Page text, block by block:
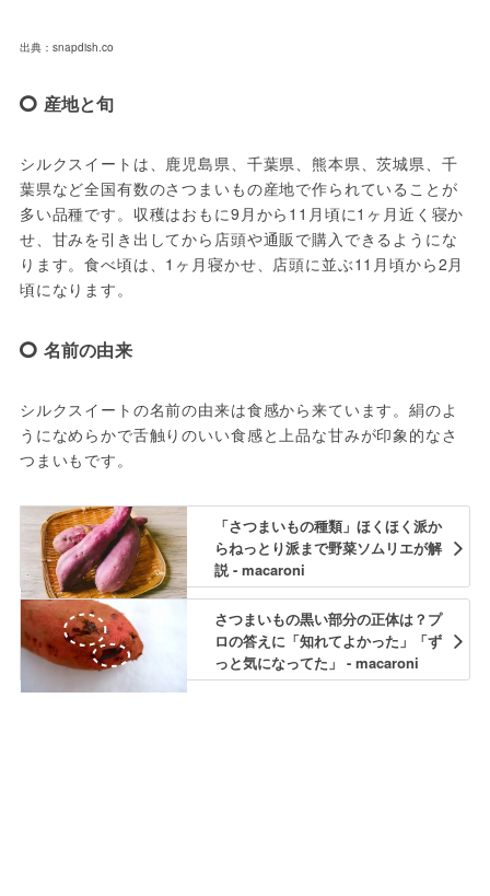
出典：snapdish.co
産地と旬
シルクスイートは、鹿児島県、千葉県、熊本県、茨城県、千
葉県など全国有数のさつまいもの産地で作られていることが
多い品種です。収穫はおもに9月から11月頃に1ヶ月近く寝か
せ、甘みを引き出してから店頭や通販で購入できるようにな
ります。食べ頃は、1ヶ月寝かせ、店頭に並ぶ11月頃から2月
頃になります。
名前の由来
シルクスイートの名前の由来は食感から来ています。絹のよ
うになめらかで舌触りのいい食感と上品な甘みが印象的なさ
つまいもです。
「さつまいもの種類」ほくほく派か
らねっとり派まで野菜ソムリエが解
説 - macaroni
さつまいもの黒い部分の正体は？プ
ロの答えに「知れてよかった」「ず
っと気になってた」 - macaroni